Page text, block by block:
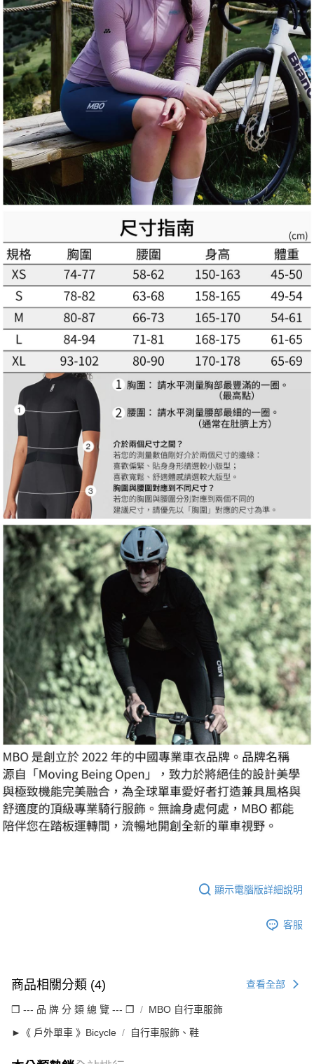
顯示電腦版詳細說明
客服
商品相關分類 (4) 查看全部
❒ --- 品 牌 分 類 總 覽 --- ❒ MBO 自行車服飾
►《 戶外單車 》Bicycle 自行車服飾、鞋